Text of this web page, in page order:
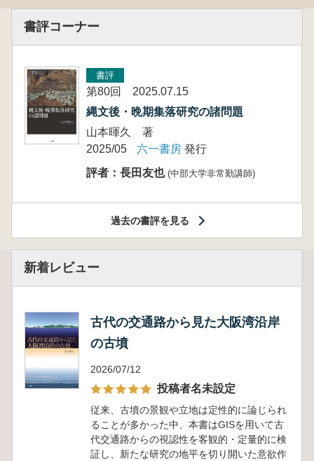
書評コーナー
書評
第80回 2025.07.15
縄文後・晩期集落研究の諸問題
山本暉久 著
2025/05
六一書房 発行
評者：長田友也 (中部大学非常勤講師)
過去の書評を見る
新着レビュー
古代の交通路から見た大阪湾沿岸
の古墳
2026/07/12
投稿者名未設定
従来、古墳の景観や立地は定性的に論じられ
ることが多かった中、本書はGISを用いて古
代交通路からの視認性を客観的・定量的に検
証し、新たな研究の地平を切り開いた意欲作